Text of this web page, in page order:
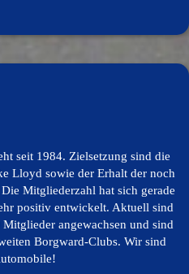
seit 1984. Zielsetzung sind die
Lloyd sowie der Erhalt der noch
Mitgliederzahl hat sich gerade
positiv entwickelt. Aktuell sind
angewachsen und sind
Borgward-Clubs. Wir sind